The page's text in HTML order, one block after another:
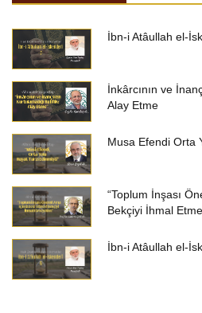
İbn-i Atâullah el-
İnkârcının ve
Alay Etme
Musa Efendi Orta
“Toplum İnşası
Bekçiyi İhmal
İbn-i Atâullah el-